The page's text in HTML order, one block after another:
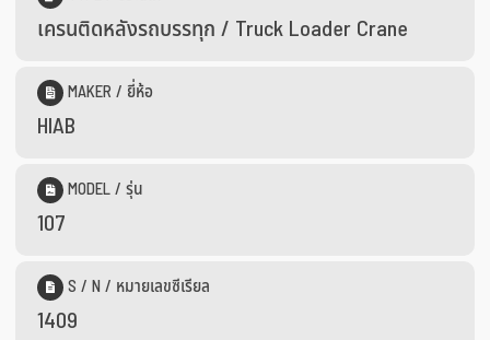
เครนติดหลังรถบรรทุก / Truck Loader Crane
MAKER / ยี่ห้อ
HIAB
MODEL / รุ่น
107
S / N / หมายเลขซีเรียล
1409